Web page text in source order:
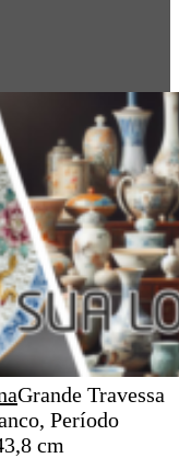
Grande Travessa
Período
cm